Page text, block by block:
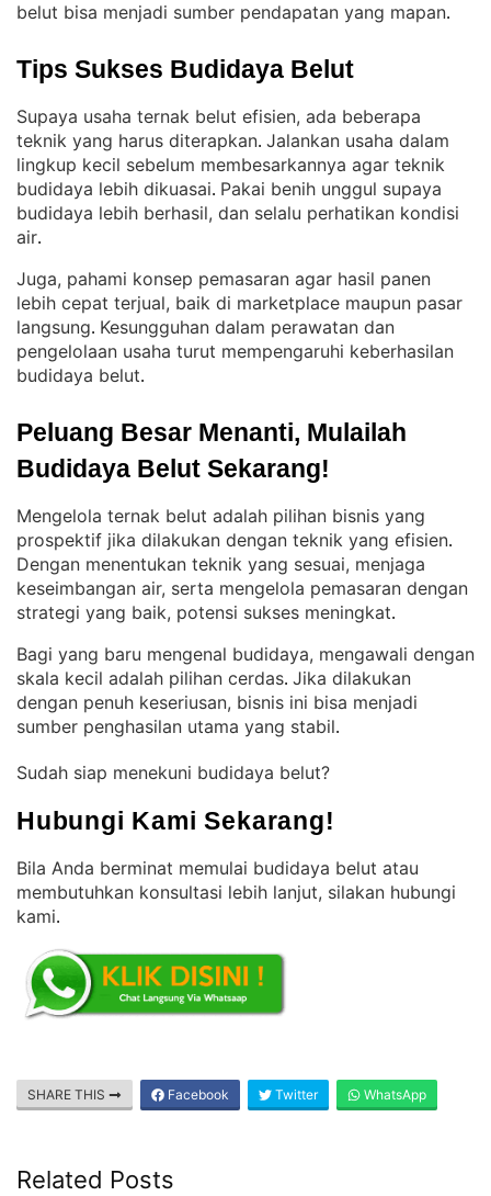
belut bisa menjadi sumber pendapatan yang mapan.
Tips Sukses Budidaya Belut
Supaya usaha ternak belut efisien, ada beberapa
teknik yang harus diterapkan. Jalankan usaha dalam
lingkup kecil sebelum membesarkannya agar teknik
budidaya lebih dikuasai. Pakai benih unggul supaya
budidaya lebih berhasil, dan selalu perhatikan kondisi
air.
Juga, pahami konsep pemasaran agar hasil panen
lebih cepat terjual, baik di marketplace maupun pasar
langsung. Kesungguhan dalam perawatan dan
pengelolaan usaha turut mempengaruhi keberhasilan
budidaya belut.
Peluang Besar Menanti, Mulailah
Budidaya Belut Sekarang!
Mengelola ternak belut adalah pilihan bisnis yang
prospektif jika dilakukan dengan teknik yang efisien
Dengan menentukan teknik yang sesuai, menjaga
keseimbangan air, serta mengelola pemasaran dengan
strategi yang baik, potensi sukses meningkat.
Bagi yang baru mengenal budidaya, mengawali dengan
skala kecil adalah pilihan cerdas. Jika dilakukan
dengan penuh keseriusan, bisnis ini bisa menjadi
sumber penghasilan utama yang stabil.
Sudah siap menekuni budidaya belut?
Hubungi Kami Sekarang!
Bila Anda berminat memulai budidaya belut atau
membutuhkan konsultasi lebih lanjut, silakan hubungi
kami.
SHARE THIS Facebook Twitter WhatsApp
Related Posts